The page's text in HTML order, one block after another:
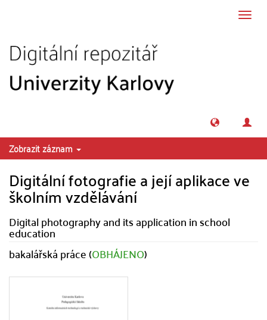
Zobrazit záznam
Digitální fotografie a její aplikace ve
školním vzdělávání
Digital photography and its application in school
education
bakalářská práce (OBHÁJENO)